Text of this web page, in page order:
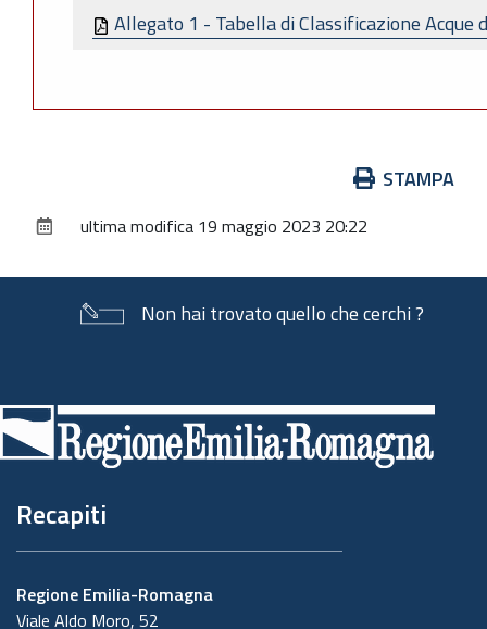
Allegato 1 - Tabella di Classificazione
documento
STAMPA
ultima modifica 19 maggio 2023 20:22
Non hai trovato quello che cerchi ?
di
pagina
Recapiti
Regione Emilia-Romagna
Viale Aldo Moro, 52